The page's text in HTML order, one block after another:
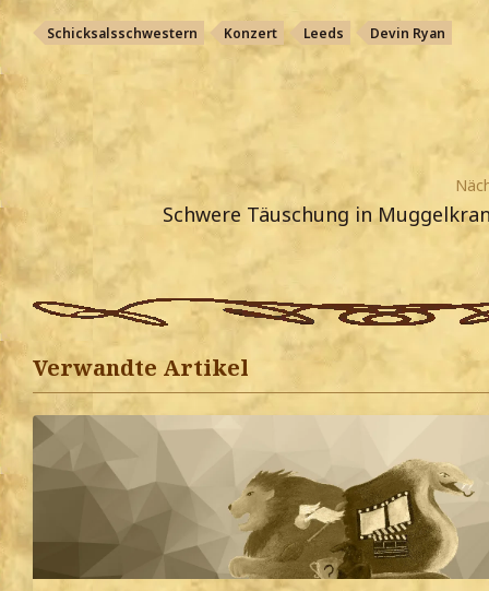
Schicksalsschwestern Konzert Leeds Devin Ryan
Schwere Täuschung in
Verwandte Artikel